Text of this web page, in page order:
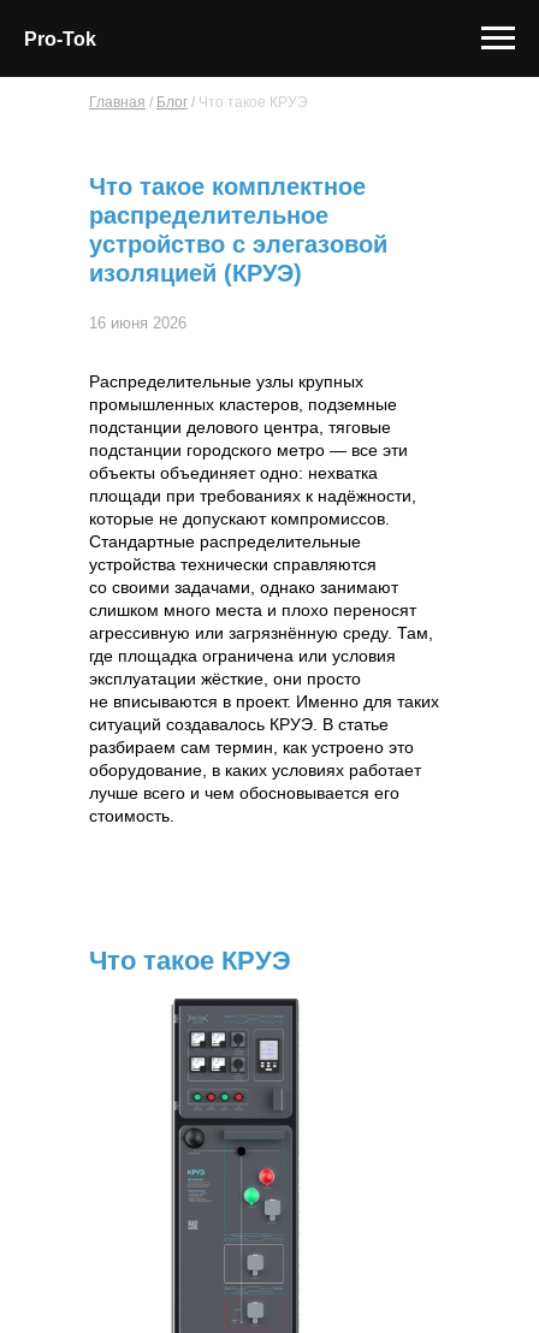
Pro-Tok
Главная / Блог / Что такое КРУЭ
16 июня 2026
Что такое комплектное
распределительное
устройство с элегазовой
изоляцией (КРУЭ)
Распределительные узлы крупных
промышленных кластеров, подземные
подстанции делового центра, тяговые
подстанции городского метро — все эти
объекты объединяет одно: нехватка
площади при требованиях к надёжности,
которые не допускают компромиссов.
Стандартные распределительные
устройства технически справляются
со своими задачами, однако занимают
слишком много места и плохо переносят
агрессивную или загрязнённую среду. Там,
где площадка ограничена или условия
эксплуатации жёсткие, они просто
не вписываются в проект. Именно для таких
ситуаций создавалось КРУЭ. В статье
разбираем сам термин, как устроено это
оборудование, в каких условиях работает
лучше всего и чем обосновывается его
стоимость.
Что такое КРУЭ